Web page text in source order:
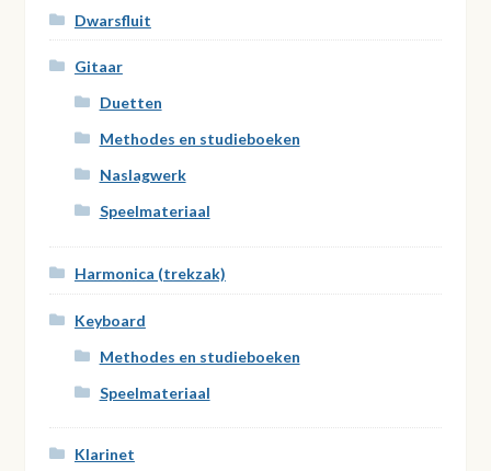
Dwarsfluit
Gitaar
Duetten
Methodes en studieboeken
Naslagwerk
Speelmateriaal
Harmonica (trekzak)
Keyboard
Methodes en studieboeken
Speelmateriaal
Klarinet